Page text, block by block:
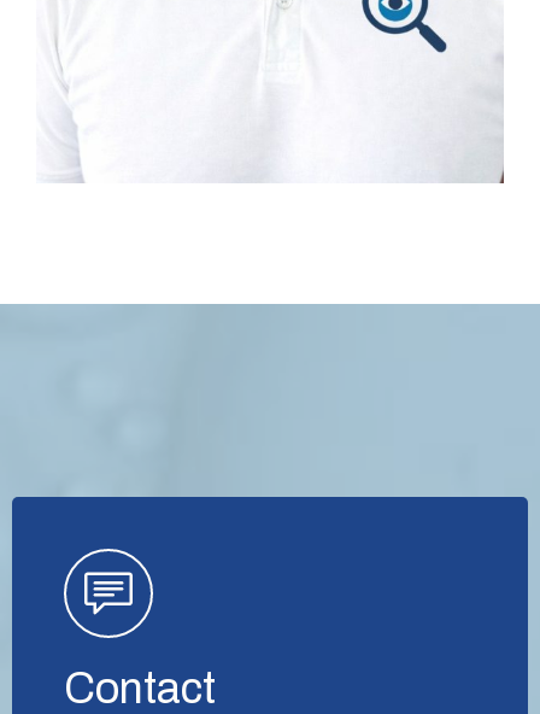
Contact